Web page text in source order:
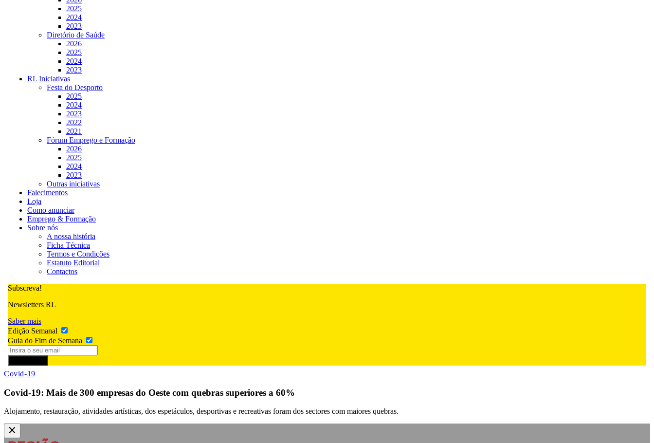
2025
2024
2023
Diretório de Saúde
2026
2025
2024
2023
RL Iniciativas
Festa do Desporto
2025
2024
2023
2022
2021
Fórum Emprego e Formação
2026
2025
2024
2023
Outras iniciativas
Falecimentos
Loja
Como anunciar
Emprego & Formação
Sobre nós
A nossa história
Ficha Técnica
Termos e Condições
Estatuto Editorial
Contactos
Subscreva!
Newsletters RL
Saber mais
Edição Semanal
Guia do Fim de Semana
Covid-19
Covid-19: Mais de 300 empresas do Oeste com quebras superiores a 60%
Alojamento, restauração, atividades artísticas, dos espetáculos, desportivas e recreativas foram dos sectores com maiores quebras.